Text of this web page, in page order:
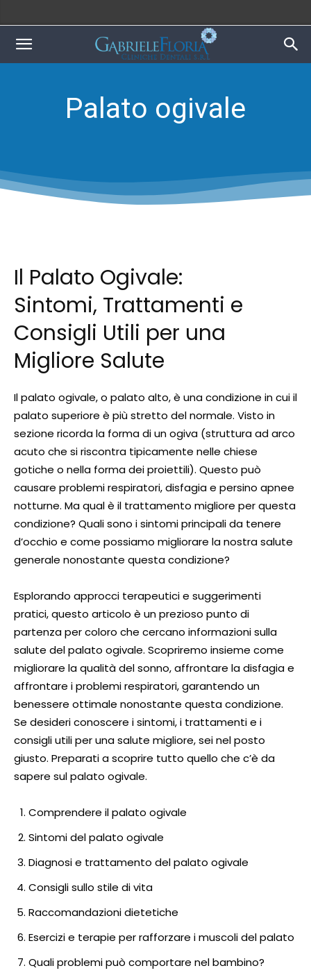
Palato ogivale
Il Palato Ogivale:
Sintomi, Trattamenti e
Consigli Utili per una
Migliore Salute
Il palato ogivale, o palato alto, è una condizione in cui il
palato superiore è più stretto del normale. Visto in
sezione ricorda la forma di un ogiva (struttura ad arco
acuto che si riscontra tipicamente nelle chiese
gotiche o nella forma dei proiettili). Questo può
causare problemi respiratori, disfagia e persino apnee
notturne. Ma qual è il trattamento migliore per questa
condizione? Quali sono i sintomi principali da tenere
d’occhio e come possiamo migliorare la nostra salute
generale nonostante questa condizione?
Esplorando approcci terapeutici e suggerimenti
pratici, questo articolo è un prezioso punto di
partenza per coloro che cercano informazioni sulla
salute del palato ogivale. Scopriremo insieme come
migliorare la qualità del sonno, affrontare la disfagia e
affrontare i problemi respiratori, garantendo un
benessere ottimale nonostante questa condizione.
Se desideri conoscere i sintomi, i trattamenti e i
consigli utili per una salute migliore, sei nel posto
giusto. Preparati a scoprire tutto quello che c’è da
sapere sul palato ogivale.
Comprendere il palato ogivale
Sintomi del palato ogivale
Diagnosi e trattamento del palato ogivale
Consigli sullo stile di vita
Raccomandazioni dietetiche
Esercizi e terapie per rafforzare i muscoli del palato
Quali problemi può comportare nel bambino?